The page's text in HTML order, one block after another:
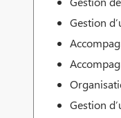
Gestion
Gestion